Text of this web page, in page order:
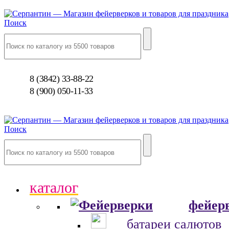
Поиск
8 (3842) 33-88-22
8 (900) 050-11-33
Поиск
каталог
батареи салютов